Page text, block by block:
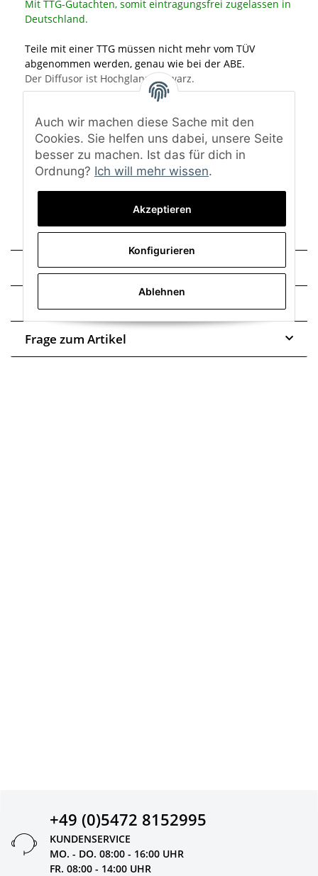
Mit TTG-Gutachten, somit eintragungsfrei zugelassen in
Deutschland.
Teile mit einer TTG müssen nicht mehr vom TÜV
abgenommen werden, genau wie bei der ABE.
Der Diffusor ist Hochglanz schwarz.
Oberfläche: Hochglanz schwarz
Eine Lackierung ist nicht notwendig.
Lieferumfang: Heckdiffusor, TTG-Gutachten und
Montagematerial
Technische Daten
Frage zum Artikel
+49 (0)5472 8152995
KUNDENSERVICE
MO. - DO. 08:00 - 16:00 UHR
FR. 08:00 - 14:00 UHR
Auch wir machen diese Sache mit den
Cookies. Sie helfen uns dabei, unsere Seite
besser zu machen. Ist das für dich in
Ordnung? Ich will mehr wissen.
Akzeptieren
Konfigurieren
Ablehnen